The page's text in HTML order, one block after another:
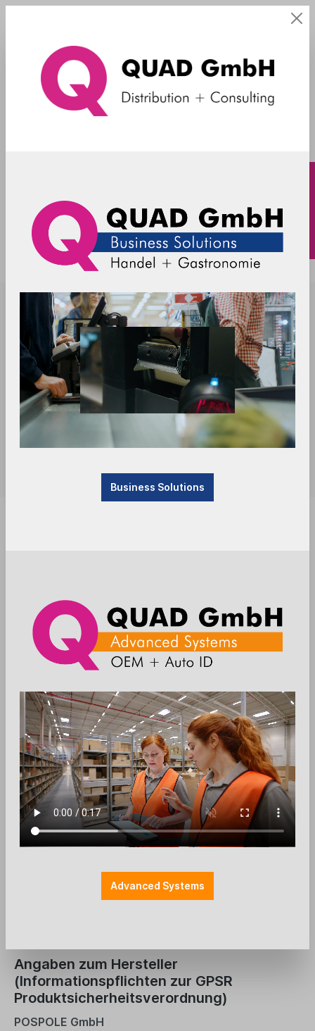
(38mm) - schwarz
PP-B38-04602-9005
angezeigt
Zum Merkzettel hinzufügen
Farbe: schwarz
Höhe: 200mm
Montage: Wandhalterung Standrohr
POSPOLE Wandhalterung 200mm
(38mm) - schwarz
Wandhalterung (38mm)
Angaben zum Hersteller
(Informationspflichten zur GPSR
Produktsicherheitsverordnung)
POSPOLE GmbH
Business Solutions
Advanced Systems